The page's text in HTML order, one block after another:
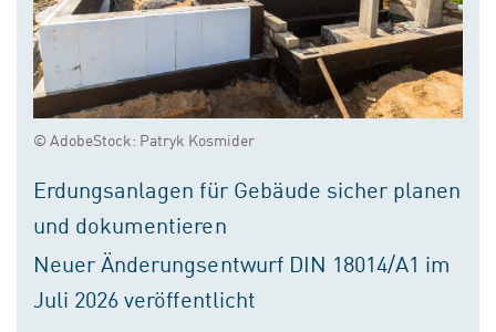
© AdobeStock: Patryk Kosmider
Erdungsanlagen für Gebäude sicher planen
und dokumentieren
Neuer Änderungsentwurf DIN 18014/A1 im
Juli 2026 veröffentlicht